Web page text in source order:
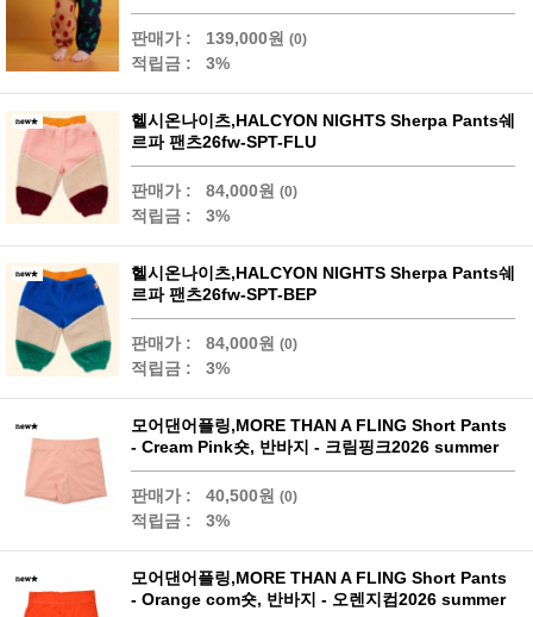
판매가 : 139,000원 (0)
적립금 : 3%
헬시온나이츠,HALCYON NIGHTS Sherpa Pants쉐
르파 팬츠26fw-SPT-FLU
판매가 : 84,000원 (0)
적립금 : 3%
헬시온나이츠,HALCYON NIGHTS Sherpa Pants쉐
르파 팬츠26fw-SPT-BEP
판매가 : 84,000원 (0)
적립금 : 3%
모어댄어플링,MORE THAN A FLING Short Pants
- Cream Pink숏, 반바지 - 크림핑크2026 summer
판매가 : 40,500원 (0)
적립금 : 3%
모어댄어플링,MORE THAN A FLING Short Pants
- Orange com숏, 반바지 - 오렌지컴2026 summer